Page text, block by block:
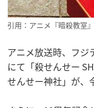
引用：アニメ『暗殺教室』
アニメ放送時、フジ
にて「殺せんせー
せんせー神社」が、